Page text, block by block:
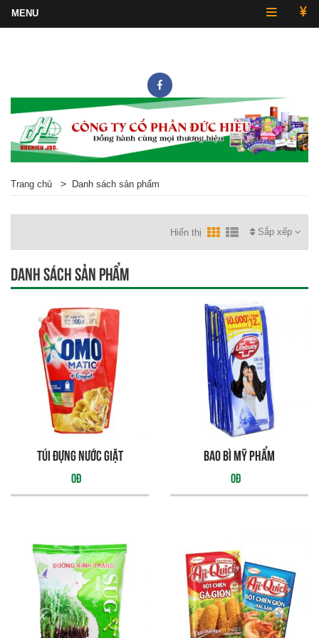
Trang chủ > Danh sách sản phẩm
Sắp xếp
Hiển thị
Danh sách sản phẩm
Túi đựng nước giặt
0đ
bao bì mỹ phẩm
0đ